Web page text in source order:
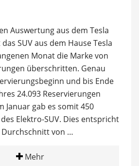
Auswertung aus dem Tesla
SUV aus dem Hause Tesla
Monat die Marke von
überschritten. Genau
und bis Ende
24.093 Reservierungen
Januar gab es somit 450
Elektro-SUV. Dies entspricht
von …
Mehr